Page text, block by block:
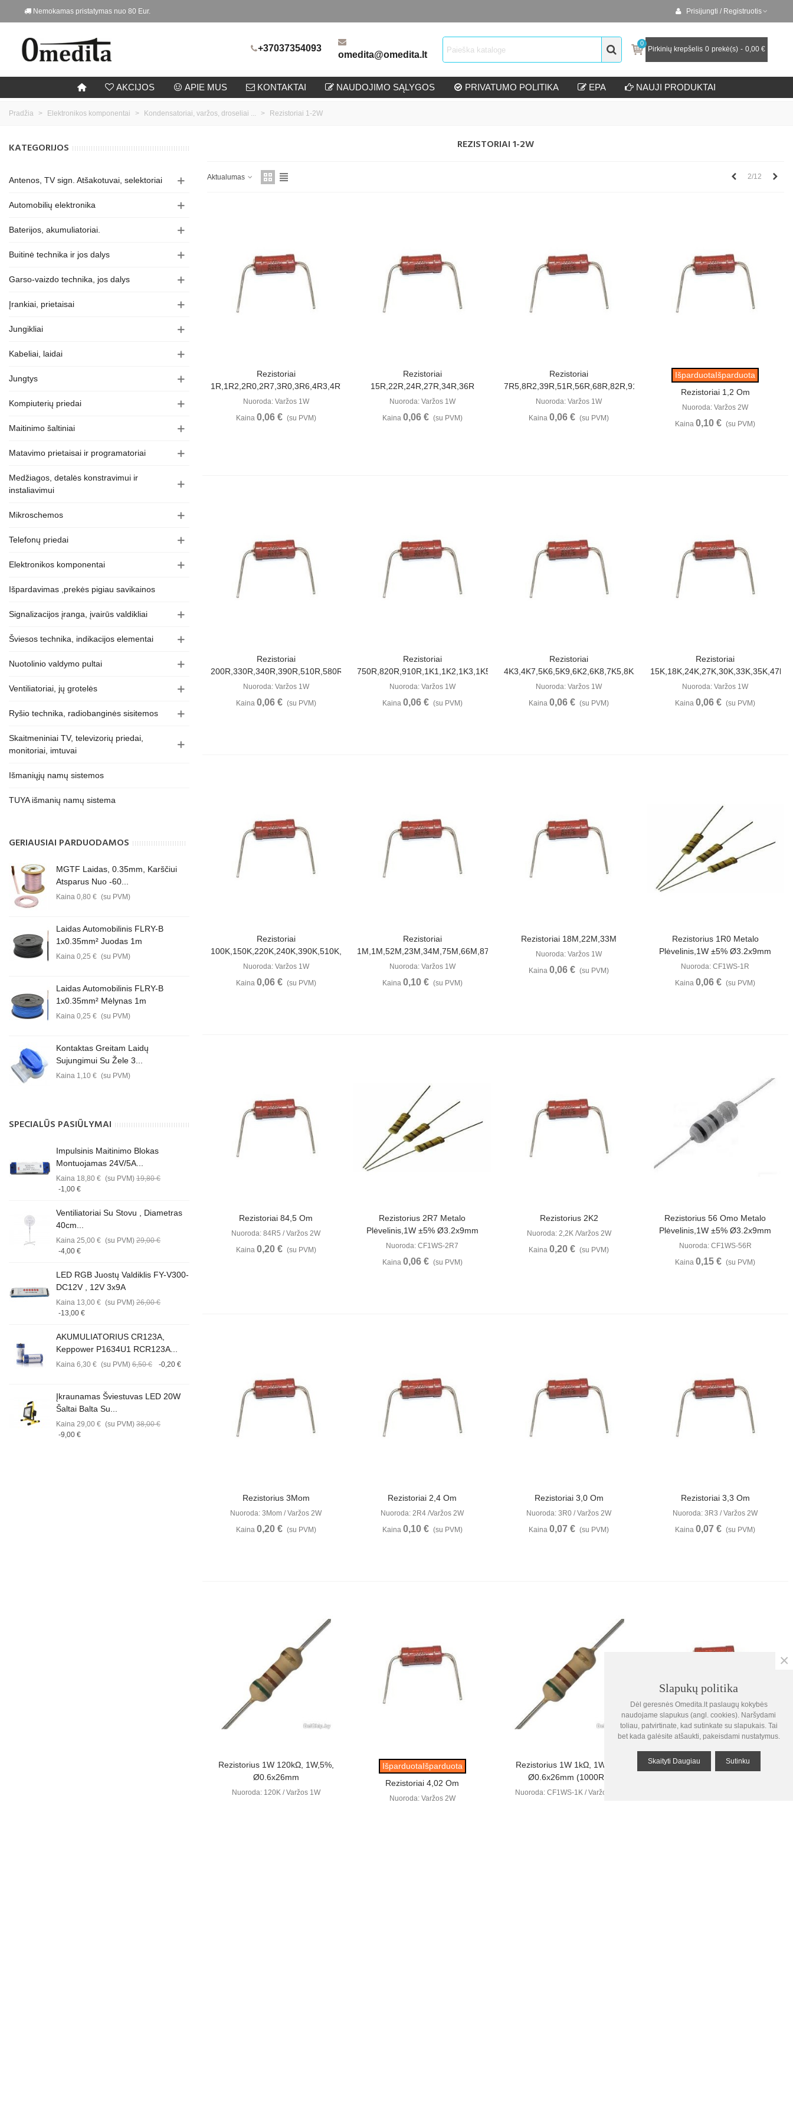
Nemokamas pristatymas nuo 80 Eur. Prisijungti / Registruotis
+37037354093
omedita@omedita.lt
0
Pirkinių krepšelis 0 prekė(s) - 0,00 €
AKCIJOS APIE MUS KONTAKTAI NAUDOJIMO SĄLYGOS PRIVATUMO POLITIKA EPA NAUJI PRODUKTAI
Pradžia > Elektronikos komponentai > Kondensatoriai, varžos, droseliai ... > Rezistoriai 1-2W
KATEGORIJOS
Antenos, TV sign. Atšakotuvai, selektoriai
Automobilių elektronika
Baterijos, akumuliatoriai.
Buitinė technika ir jos dalys
Garso-vaizdo technika, jos dalys
Įrankiai, prietaisai
Jungikliai
Kabeliai, laidai
Jungtys
Kompiuterių priedai
Maitinimo šaltiniai
Matavimo prietaisai ir programatoriai
Medžiagos, detalės konstravimui ir
instaliavimui
Mikroschemos
Telefonų priedai
Elektronikos komponentai
Išpardavimas ,prekės pigiau savikainos
Signalizacijos įranga, įvairūs valdikliai
Šviesos technika, indikacijos elementai
Nuotolinio valdymo pultai
Ventiliatoriai, jų grotelės
Ryšio technika, radiobanginės sisitemos
Skaitmeniniai TV, televizorių priedai,
monitoriai, imtuvai
Išmaniųjų namų sistemos
TUYA išmanių namų sistema
GERIAUSIAI PARDUODAMOS
MGTF Laidas, 0.35mm, Karščiui
Atsparus Nuo -60...
Kaina 0,80 € (su PVM)
Laidas Automobilinis FLRY-B
1x0.35mm² Juodas 1m
Kaina 0,25 € (su PVM)
Laidas Automobilinis FLRY-B
1x0.35mm² Mėlynas 1m
Kaina 0,25 € (su PVM)
Kontaktas Greitam Laidų
Sujungimui Su Žele 3...
Kaina 1,10 € (su PVM)
SPECIALŪS PASIŪLYMAI
Impulsinis Maitinimo Blokas
Montuojamas 24V/5A...
Kaina 18,80 € (su PVM) 19,80 €
-1,00 €
Ventiliatoriai Su Stovu , Diametras
40cm...
Kaina 25,00 € (su PVM) 29,00 €
-4,00 €
LED RGB Juostų Valdiklis FY-V300-
DC12V , 12V 3x9A
Kaina 13,00 € (su PVM) 26,00 €
-13,00 €
AKUMULIATORIUS CR123A,
Keppower P1634U1 RCR123A...
Kaina 6,30 € (su PVM) 6,50 € -0,20 €
Įkraunamas Šviestuvas LED 20W
Šaltai Balta Su...
Kaina 29,00 € (su PVM) 38,00 €
-9,00 €
REZISTORIAI 1-2W
Aktualumas Ankstesnis
2/12
Peržiūrėti
Rezistoriai
1R,1R2,2R0,2R7,3R0,3R6,4R3,4R7,5R1,5R6
Nuoroda: Varžos 1W
Kaina 0,06 € (su PVM)
Peržiūrėti
Rezistoriai
15R,22R,24R,27R,34R,36R
Nuoroda: Varžos 1W
Kaina 0,06 € (su PVM)
Peržiūrėti
Rezistoriai
7R5,8R2,39R,51R,56R,68R,82R,91R,100R,110R,150R
Nuoroda: Varžos 1W
Kaina0,06 € (su PVM)
Peržiūrėti
IšparduotaIšparduota
Rezistoriai 1,2 Om
Nuoroda: Varžos 2W
Kaina0,10 € (su PVM)
Peržiūrėti
Rezistoriai
200R,330R,340R,390R,510R,580R,620R
Nuoroda: Varžos 1W
Kaina 0,06 € (su PVM)
Peržiūrėti
Rezistoriai
750R,820R,910R,1K1,1K2,1K3,1K5,2K,2K7,3K,3K61
Nuoroda: Varžos 1W
Kaina 0,06 € (su PVM)
Peržiūrėti
Rezistoriai
4K3,4K7,5K6,5K9,6K2,6K8,7K5,8K2,8K25,12K
Nuoroda: Varžos 1W
Kaina0,06 € (su PVM)
Peržiūrėti
Rezistoriai
Nuoroda: Varžos 1W
Kaina0,06 € (su PVM)
Peržiūrėti
Rezistoriai
100K,150K,220K,240K,390K,510K,560K
Nuoroda: Varžos 1W
Kaina 0,06 € (su PVM)
Peržiūrėti
Rezistoriai
1M,1M,52M,23M,34M,75M,66M,87M,58M2
Nuoroda: Varžos 1W
Kaina 0,10 € (su PVM)
Peržiūrėti
Rezistoriai 18M,22M,33M
Nuoroda: Varžos 1W
Kaina0,06 € (su PVM)
Peržiūrėti
Rezistorius 1R0 Metalo
Plėvelinis,1W ±5% Ø3.2x9mm
Nuoroda: CF1WS-1R
Kaina0,06 € (su PVM)
Peržiūrėti
Rezistoriai 84,5 Om
Nuoroda: 84R5 / Varžos 2W
Kaina 0,20 € (su PVM)
Peržiūrėti
Rezistorius 2R7 Metalo
Plėvelinis,1W ±5% Ø3.2x9mm
Nuoroda: CF1WS-2R7
Kaina 0,06 € (su PVM)
Peržiūrėti
Rezistorius 2K2
Nuoroda: 2,2K /Varžos 2W
Kaina0,20 € (su PVM)
Peržiūrėti
Rezistorius 56 Omo Metalo
Plėvelinis,1W ±5% Ø3.2x9mm
Nuoroda: CF1WS-56R
Kaina0,15 € (su PVM)
Peržiūrėti
Rezistorius 3Mom
Nuoroda: 3Mom / Varžos 2W
Kaina 0,20 € (su PVM)
Peržiūrėti
Rezistoriai 2,4 Om
Nuoroda: 2R4 /Varžos 2W
Kaina 0,10 € (su PVM)
Peržiūrėti
Rezistoriai 3,0 Om
Nuoroda: 3R0 / Varžos 2W
Kaina0,07 € (su PVM)
Peržiūrėti
Rezistoriai 3,3 Om
Nuoroda: 3R3 / Varžos 2W
Kaina0,07 € (su PVM)
Peržiūrėti
Rezistorius 1W 120kΩ, 1W,5%,
Ø0.6x26mm
Nuoroda: 120K / Varžos 1W
Peržiūrėti
IšparduotaIšparduota
Rezistoriai 4,02 Om
Nuoroda: Varžos 2W
Peržiūrėti
Rezistorius 1W 1kΩ, 1W,5%,
Ø0.6x26mm (1000R )
Nuoroda: CF1WS-1K / Varžos 1W
Peržiūrėti
Rezistoriai 200,0 Om 1W
Krepšelis
Slapukų politika
Dėl geresnės Omedita.lt paslaugų kokybės
naudojame slapukus (angl. cookies). Naršydami
toliau, patvirtinate, kad sutinkate su slapukais. Tai
bet kada galėsite atšaukti, pakeisdami nustatymus.
Skaityti Daugiau Sutinku
×